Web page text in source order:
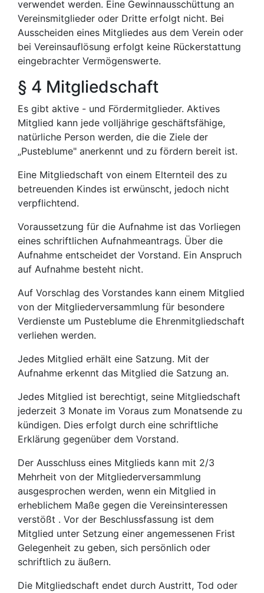
verwendet werden. Eine Gewinnausschüttung an
Vereinsmitglieder oder Dritte erfolgt nicht. Bei
Ausscheiden eines Mitgliedes aus dem Verein oder
bei Vereinsauflösung erfolgt keine Rückerstattung
eingebrachter Vermögenswerte.
§ 4 Mitgliedschaft
Es gibt aktive - und Fördermitglieder. Aktives
Mitglied kann jede volljährige geschäftsfähige,
natürliche Person werden, die die Ziele der
„Pusteblume" anerkennt und zu fördern bereit ist.
Eine Mitgliedschaft von einem Elternteil des zu
betreuenden Kindes ist erwünscht, jedoch nicht
verpflichtend.
Voraussetzung für die Aufnahme ist das Vorliegen
eines schriftlichen Aufnahmeantrags. Über die
Aufnahme entscheidet der Vorstand. Ein Anspruch
auf Aufnahme besteht nicht.
Auf Vorschlag des Vorstandes kann einem Mitglied
von der Mitgliederversammlung für besondere
Verdienste um Pusteblume die Ehrenmitgliedschaft
verliehen werden.
Jedes Mitglied erhält eine Satzung. Mit der
Aufnahme erkennt das Mitglied die Satzung an.
Jedes Mitglied ist berechtigt, seine Mitgliedschaft
jederzeit 3 Monate im Voraus zum Monatsende zu
kündigen. Dies erfolgt durch eine schriftliche
Erklärung gegenüber dem Vorstand.
Der Ausschluss eines Mitglieds kann mit 2/3
Mehrheit von der Mitgliederversammlung
ausgesprochen werden, wenn ein Mitglied in
erheblichem Maße gegen die Vereinsinteressen
verstößt . Vor der Beschlussfassung ist dem
Mitglied unter Setzung einer angemessenen Frist
Gelegenheit zu geben, sich persönlich oder
schriftlich zu äußern.
Die Mitgliedschaft endet durch Austritt, Tod oder